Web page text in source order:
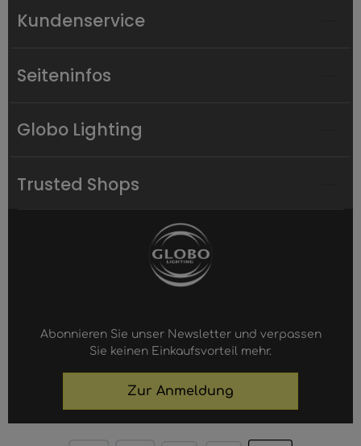
Kundenservice
Seiteninfos
Globo Lighting
Trusted Shops
Abonnieren Sie unser Newsletter und verpassen
Sie keinen Einkaufsvorteil mehr.
Zur Anmeldung